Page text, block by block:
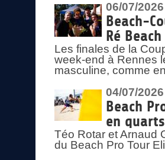
06/07/2026
Beach-
Ré
Les finales de la
week-end à Rennes
masculine, comme
04/07/2026
Beach
en quarts
Téo Rotar et Arnaud
du Beach Pro Tour